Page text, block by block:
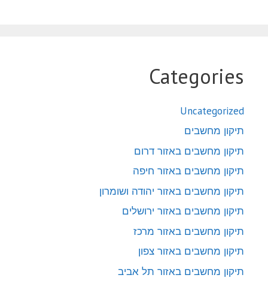
Categories
Uncategorized
תיקון מחשבים
תיקון מחשבים באזור דרום
תיקון מחשבים באזור חיפה
תיקון מחשבים באזור יהודה ושומרון
תיקון מחשבים באזור ירושלים
תיקון מחשבים באזור מרכז
תיקון מחשבים באזור צפון
תיקון מחשבים באזור תל אביב